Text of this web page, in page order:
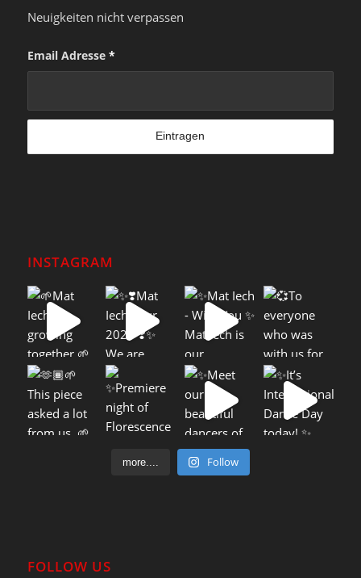
Neuigkeiten nicht verpassen
Email Adresse *
INSTAGRAM
more.... Follow
FOLLOW US